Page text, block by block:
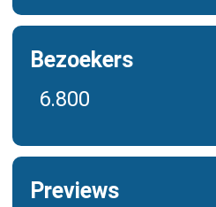
Bezoekers
6.800
Previews